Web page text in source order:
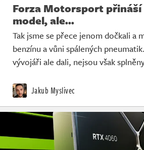
Forza Motorsport
model, ale...
Tak jsme se přece jenom dočkali a
benzínu a vůni spálených
vývojáři ale dali, nejsou však
Jakub Myslivec